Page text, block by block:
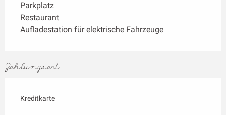
Parkplatz
Restaurant
Aufladestation für elektrische Fahrzeuge
Zahlungsart
Kreditkarte